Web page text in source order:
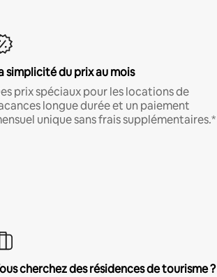
simplicité du prix au mois
prix spéciaux pour les locations de
longue durée et un paiement
unique sans frais supplémentaires.*
cherchez des résidences de tourisme ?